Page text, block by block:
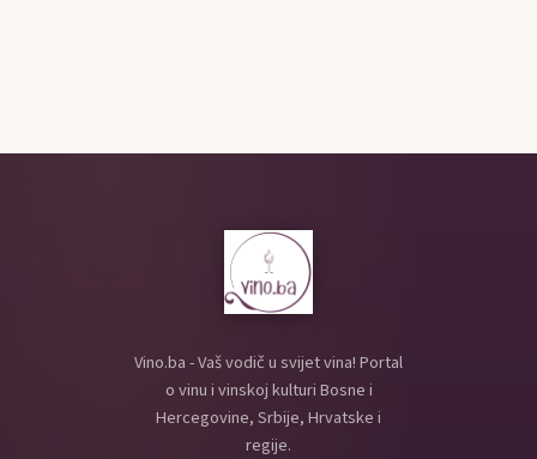
Vino.ba - Vaš vodič u svijet vina! Portal
o vinu i vinskoj kulturi Bosne i
Hercegovine, Srbije, Hrvatske i
regije.